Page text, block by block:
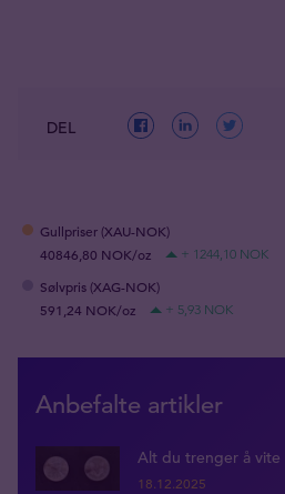
DEL
Gullpriser (XAU-NOK)
40846,80 NOK/oz
+ 1244,10 NOK
Sølvpris (XAG-NOK)
591,24 NOK/oz
+ 5,93 NOK
Anbefalte artikler
Alt du trenger å vite
18.12.2025